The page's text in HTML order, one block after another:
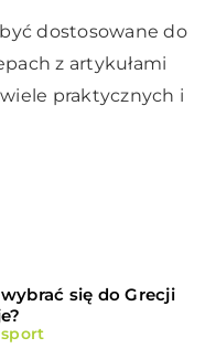
dostosowane do
z artykułami
praktycznych i
się do Grecji